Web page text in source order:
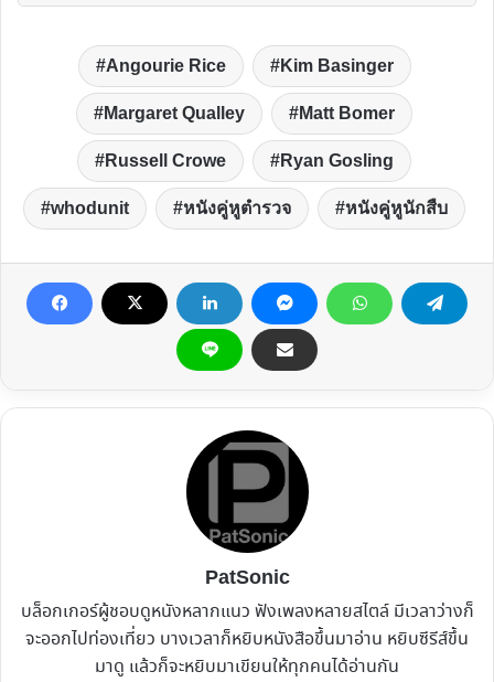
Angourie Rice Kim Basinger
Margaret Qualley Matt Bomer
Russell Crowe Ryan Gosling
whodunit หนังคู่หูตำรวจ หนังคู่หูนักสืบ
PatSonic
บล็อกเกอร์ผู้ชอบดูหนังหลากแนว ฟังเพลงหลายสไตล์ มีเวลาว่างก็
จะออกไปท่องเที่ยว บางเวลาก็หยิบหนังสือขึ้นมาอ่าน หยิบซีรีส์ขึ้น
มาดู แล้วก็จะหยิบมาเขียนให้ทุกคนได้อ่านกัน